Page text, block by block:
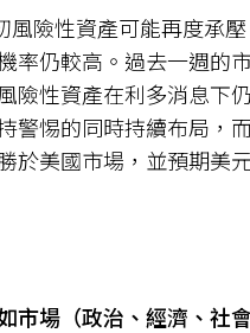
險性資產可能再度承
率仍較高。過去一週的
險性資產在利多消息下
警惕的同時持續布局，
於美國市場，並預期美
市場（政治、經濟、社